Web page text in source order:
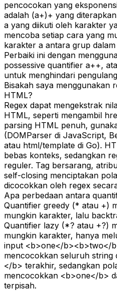
pencocokan yang
adalah (a+)+ yang
a yang diikuti oleh karakter
mencoba setiap cara yang
karakter a antara grup
Perbaiki ini dengan
possessive quantifier a++,
untuk menghindari
Bisakah saya menggunakan
HTML?
Regex dapat mengekstrak
HTML, seperti mengambil
parsing HTML penuh,
(DOMParser di JavaScript,
atau html/template di Go).
bebas konteks, sedangkan
reguler. Tag bersarang,
self-closing menciptakan
dicocokkan oleh regex
Apa perbedaan antara
Quantifier greedy (* atau +)
mungkin karakter, lalu
Quantifier lazy (*? atau +?)
mungkin karakter, hanya
input <b>one</b><b>two</
mencocokkan seluruh string
</b> terakhir, sedangkan
mencocokkan <b>one</b>
terpisah.